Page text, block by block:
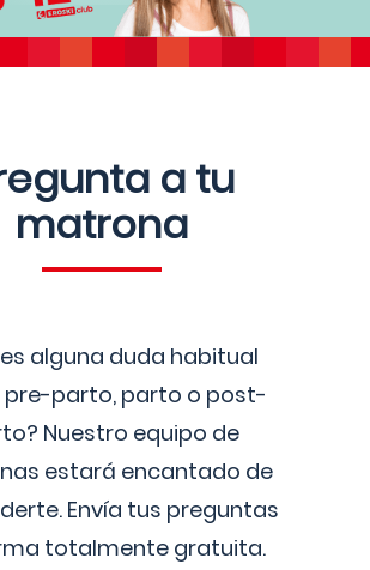
a tu
matrona
alguna duda habitual
pre-parto, parto o post-
Nuestro equipo de
estará encantado de
Envía tus preguntas
totalmente gratuita.